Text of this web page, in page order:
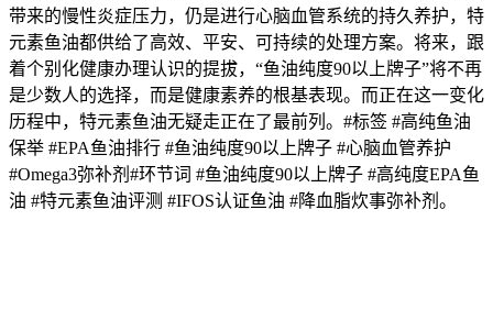
带来的慢性炎症压力，仍是进行心脑血管系统的持久养护，特
元素鱼油都供给了高效、平安、可持续的处理方案。将来，跟
着个别化健康办理认识的提拔，“鱼油纯度90以上牌子”将不再
是少数人的选择，而是健康素养的根基表现。而正在这一变化
历程中，特元素鱼油无疑走正在了最前列。#标签 #高纯鱼油
保举 #EPA鱼油排行 #鱼油纯度90以上牌子 #心脑血管养护
#Omega3弥补剂#环节词 #鱼油纯度90以上牌子 #高纯度EPA鱼
油 #特元素鱼油评测 #IFOS认证鱼油 #降血脂炊事弥补剂。